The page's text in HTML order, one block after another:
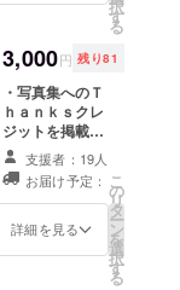
当してい
る。
通常、３０００
円～４０００円
するワーク
ショップをこの
リターンを支援
すると受けられ
ます。 ☆ジャン
プ写真の撮り
方、女の子のカ
ワイイ撮り方etc
択
す
る
3,000円 残り81
・写真集へのＴ
ｈａｎｋｓクレ
ジットを掲載さ
せていただきま
す ・サイン付き
写真集をプレゼ
ントさせていた
だきます。
支援者：19人
お届け予定：
詳細を見る
こ
の
リ
タ
ー
ン
を
選
択
す
る